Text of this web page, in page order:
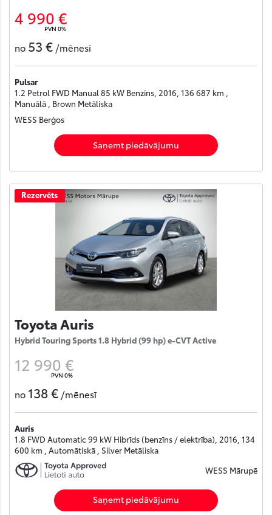
4 990 €
PVN 0%
no 53 € /mēnesī
Pulsar
1.2 Petrol FWD Manual 85 kW Benzīns, 2016, 136 687 km ,
Manuālā , Brown Metāliska
WESS Berģos
Saņemt piedāvājumu
Rezervēts
Toyota Auris
Hybrid Touring Sports 1.8 Hybrid (99 hp) e-CVT Active
12 990 €
PVN 0%
no 138 € /mēnesī
Auris
1.8 FWD Automatic 99 kW Hibrīds (benzīns / elektrība), 2016, 134
600 km , Automātiskā , Silver Metāliska
WESS Mārupē
Saņemt piedāvājumu